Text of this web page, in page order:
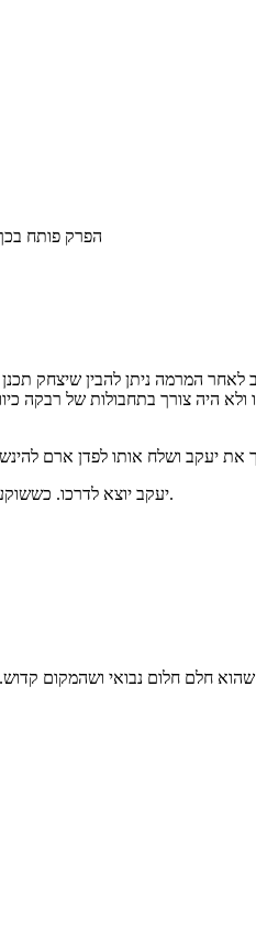
הפרק פותח
לאחר המרמה ניתן להבין שיצחק
ולא היה צורך בתחבולות של רבקה
יעקב יוצא לדרכו. כששוקעת השמש הוא מארגן אבנים מתחת לראשו והולך לישון. בזמן שהוא ישן הוא חולם חלום שבו הוא רואה סולם שמגיע עד לשמים ומלאכים עולים ויורדים ממנו.
שהוא חלם חלום נבואי ושהמקום